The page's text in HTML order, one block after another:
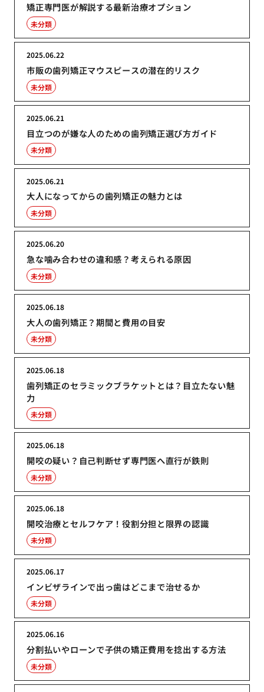
矯正専門医が解説する最新治療オプション
未分類
市販の歯列矯正マウスピースの潜在的リスク
2025.06.22
未分類
目立つのが嫌な人のための歯列矯正選び方ガイド
2025.06.21
未分類
大人になってからの歯列矯正の魅力とは
2025.06.21
未分類
急な噛み合わせの違和感？考えられる原因
2025.06.20
未分類
大人の歯列矯正？期間と費用の目安
2025.06.18
未分類
歯列矯正のセラミックブラケットとは？目立たない魅
力
2025.06.18
未分類
開咬の疑い？自己判断せず専門医へ直行が鉄則
2025.06.18
未分類
開咬治療とセルフケア！役割分担と限界の認識
2025.06.18
未分類
インビザラインで出っ歯はどこまで治せるか
2025.06.17
未分類
分割払いやローンで子供の矯正費用を捻出する方法
2025.06.16
未分類